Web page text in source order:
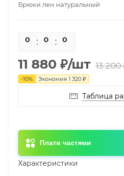
Брюки лен натуральный
0 0 0
11 880 ₽/шт 13 200
-10% Экономия 1 320 ₽
Таблица
Плати частями
Характеристики